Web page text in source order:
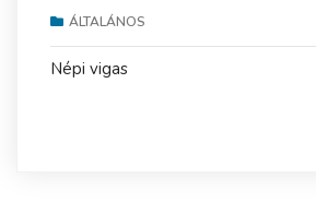
ÁLTALÁNOS
Népi vigas